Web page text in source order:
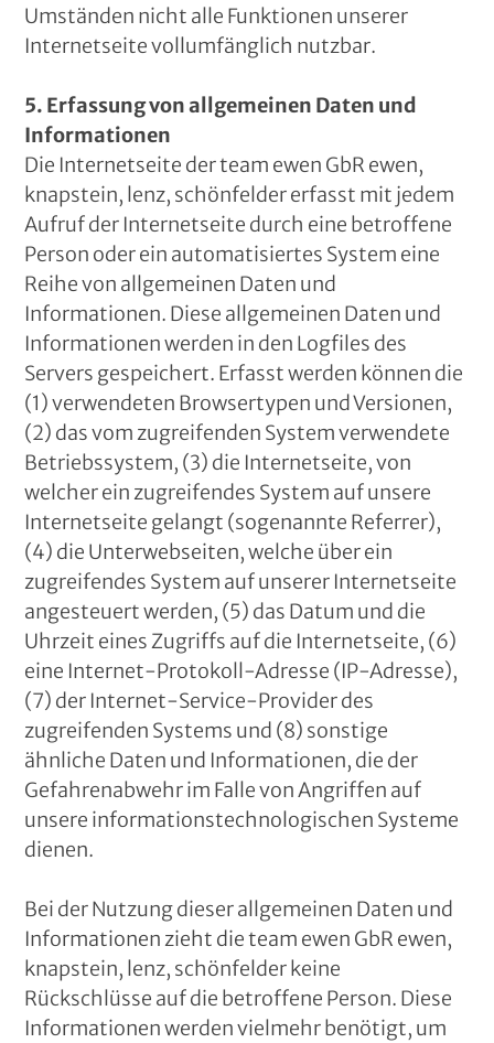
Umständen nicht alle Funktionen unserer
Internetseite vollumfänglich nutzbar.
5. Erfassung von allgemeinen Daten und
Informationen
Die Internetseite der team ewen GbR ewen,
knapstein, lenz, schönfelder erfasst mit jedem
Aufruf der Internetseite durch eine betroffene
Person oder ein automatisiertes System eine
Reihe von allgemeinen Daten und
Informationen. Diese allgemeinen Daten und
Informationen werden in den Logfiles des
Servers gespeichert. Erfasst werden können die
(1) verwendeten Browsertypen und Versionen,
(2) das vom zugreifenden System verwendete
Betriebssystem, (3) die Internetseite, von
welcher ein zugreifendes System auf unsere
Internetseite gelangt (sogenannte Referrer),
(4) die Unterwebseiten, welche über ein
zugreifendes System auf unserer Internetseite
angesteuert werden, (5) das Datum und die
Uhrzeit eines Zugriffs auf die Internetseite, (6)
eine Internet-Protokoll-Adresse (IP-Adresse),
(7) der Internet-Service-Provider des
zugreifenden Systems und (8) sonstige
ähnliche Daten und Informationen, die der
Gefahrenabwehr im Falle von Angriffen auf
unsere informationstechnologischen Systeme
dienen.
Bei der Nutzung dieser allgemeinen Daten und
Informationen zieht die team ewen GbR ewen,
knapstein, lenz, schönfelder keine
Rückschlüsse auf die betroffene Person. Diese
Informationen werden vielmehr benötigt, um